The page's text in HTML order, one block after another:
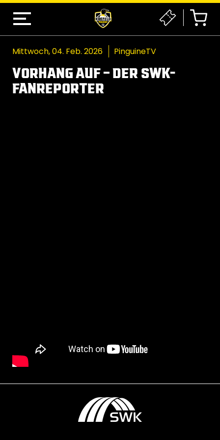
Mittwoch, 04. Feb. 2026 PinguineTV
VORHANG AUF – DER SWK-
FANREPORTER